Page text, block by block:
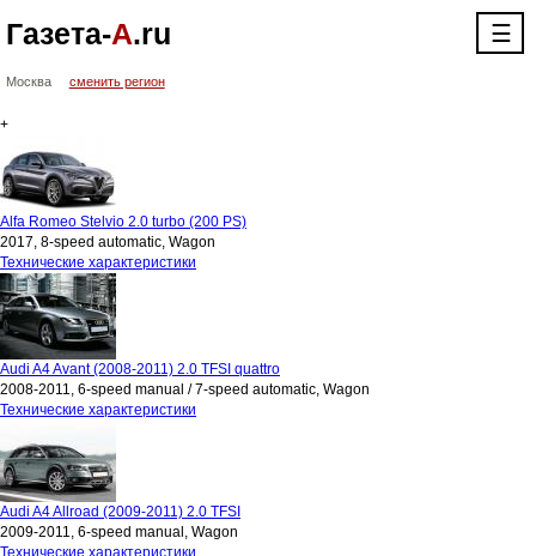
Газета-А.ru ☰
Москва сменить регион
+
Alfa Romeo Stelvio 2.0 turbo (200 PS)
2017, 8-speed automatic, Wagon
Технические характеристики
Audi A4 Avant (2008-2011) 2.0 TFSI quattro
2008-2011, 6-speed manual / 7-speed automatic, Wagon
Технические характеристики
Audi A4 Allroad (2009-2011) 2.0 TFSI
2009-2011, 6-speed manual, Wagon
Технические характеристики